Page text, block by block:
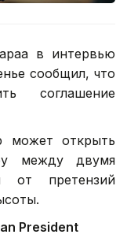
в интервью
сообщил, что
соглашение
может открыть
между двумя
от претензий
President